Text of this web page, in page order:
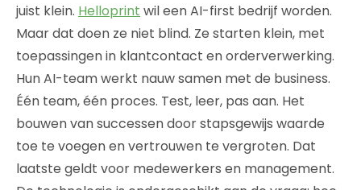
juist klein. Helloprint wil een AI-first bedrijf worden.
Maar dat doen ze niet blind. Ze starten klein, met
toepassingen in klantcontact en orderverwerking.
Hun AI-team werkt nauw samen met de business.
Één team, één proces. Test, leer, pas aan. Het
bouwen van successen door stapsgewijs waarde
toe te voegen en vertrouwen te vergroten. Dat
laatste geldt voor medewerkers en management.